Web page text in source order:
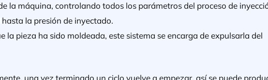
la máquina, controlando todos los parámetros del proceso de
la presión de inyectado.
la pieza ha sido moldeada, este sistema se encarga de expulsarla del
una vez terminado un ciclo vuelve a empezar, así se puede